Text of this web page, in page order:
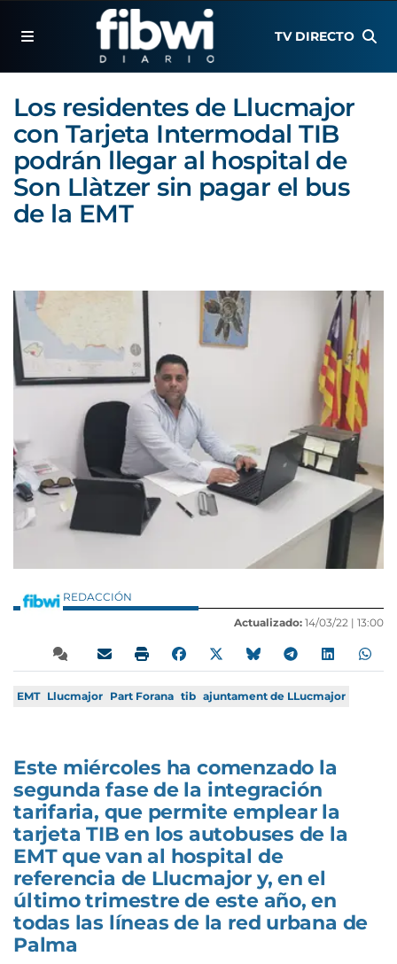
TV DIRECTO
Los residentes de Llucmajor
con Tarjeta Intermodal TIB
podrán llegar al hospital de
Son Llàtzer sin pagar el bus
de la EMT
REDACCIÓN
Actualizado: 14/03/22 | 13:00
EMT Llucmajor Part Forana tib ajuntament de LLucmajor
Este miércoles ha comenzado la
segunda fase de la integración
tarifaria, que permite emplear la
tarjeta TIB en los autobuses de la
EMT que van al hospital de
referencia de Llucmajor y, en el
último trimestre de este año, en
todas las líneas de la red urbana de
Palma